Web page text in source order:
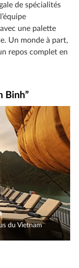
de spécialités
une palette
Un monde à part,
repos complet en
Binh”
du Vietnam